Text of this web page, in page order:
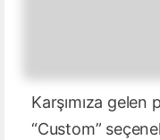
Karşımıza gelen
“Custom”